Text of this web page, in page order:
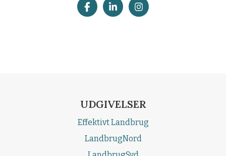
UDGIVELSER
Effektivt Landbrug
LandbrugNord